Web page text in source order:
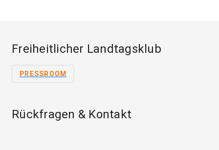
Freiheitlicher Landtagsklub
PRESSROOM
Rückfragen & Kontakt